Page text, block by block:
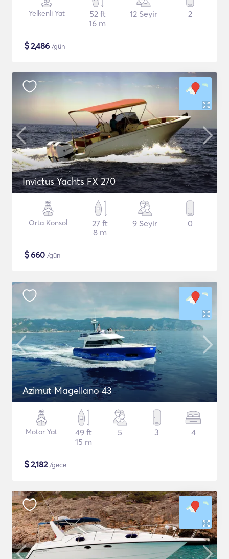
Yelkenli Yat
52 ft
16 m
12 Seyir 2
$2,486 /gün
Invictus Yachts FX 270
Orta Konsol
27 ft
8 m
9 Seyir 0
$660 /gün
Azimut Magellano 43
Motor Yat
49 ft
15 m
5 3 4
$2,182/gece